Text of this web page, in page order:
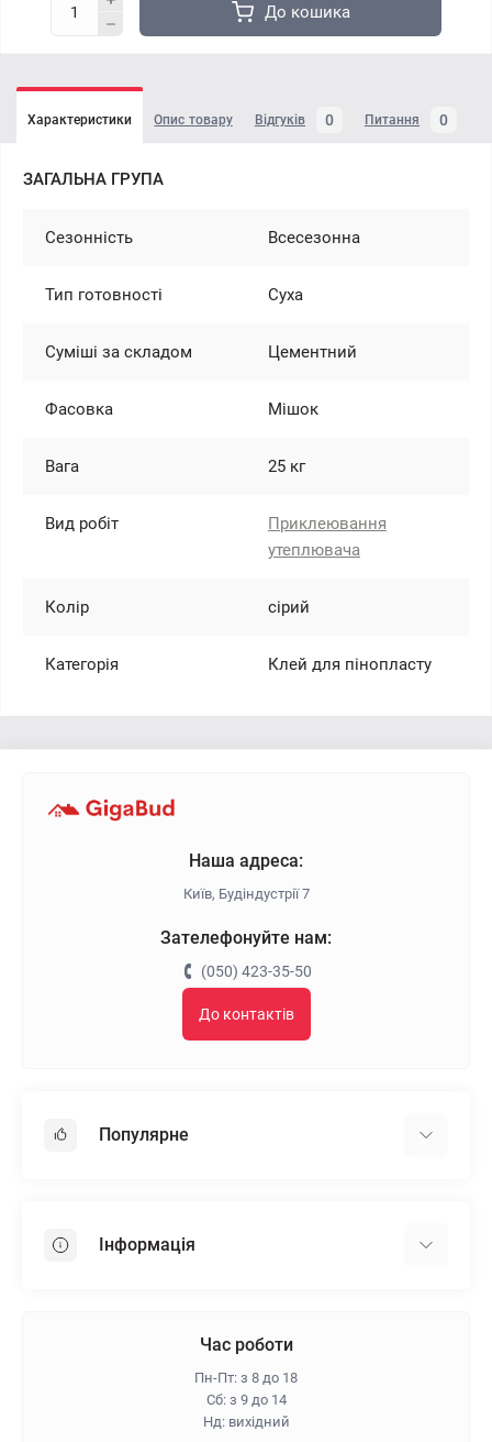
До кошика
Характеристики Опис товару Відгуків 0 Питання 0
ЗАГАЛЬНА ГРУПА
Сезонність Всесезонна
Тип готовності Суха
Суміші за складом Цементний
Фасовка Мішок
Вага 25 кг
Вид робіт
Приклеювання
утеплювача
Колір сірий
Категорія Клей для пінопласту
Наша адреса:
Київ, Будіндустрії 7
Зателефонуйте нам:
(050) 423-35-50
До контактів
Популярне
Пінопласт
Інформація
Гарантія та повернення
Час роботи
Пн-Пт: з 8 до 18
Сб: з 9 до 14
Нд: вихідний